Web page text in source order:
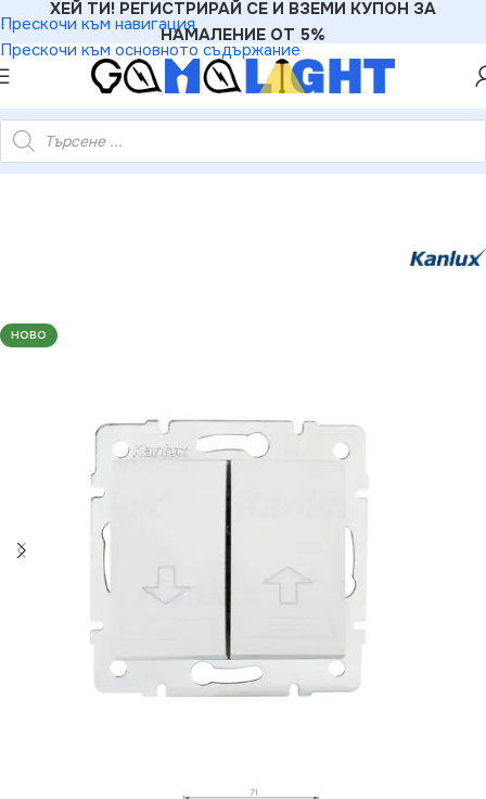
Прескочи към навигация
Прескочи към основното съдържание
ХЕЙ ТИ! РЕГИСТРИРАЙ СЕ И ВЗЕМИ КУПОН ЗА
НАМАЛЕНИЕ ОТ 5%
»Kanlux 24744 Електрически превключвател Щора DOMO
НОВО